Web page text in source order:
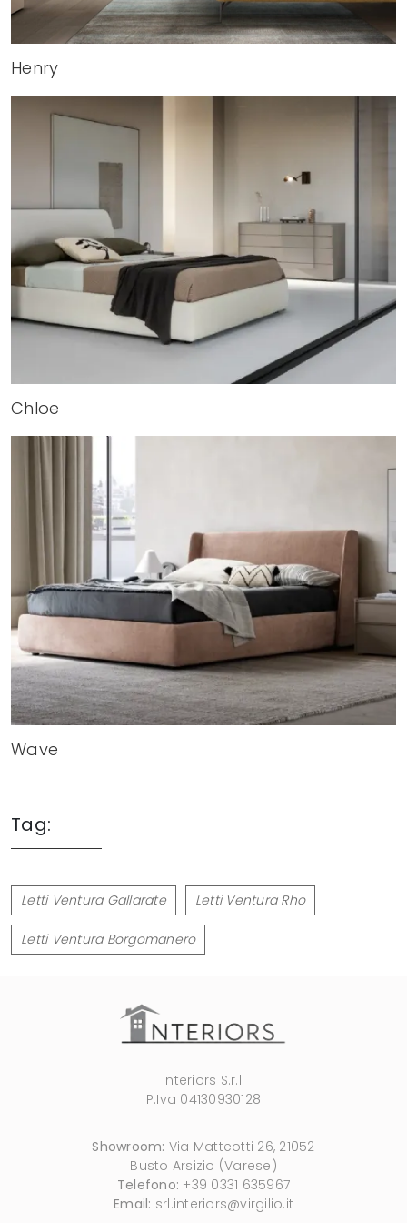
Henry
Chloe
Wave
Tag:
Letti Ventura Gallarate Letti Ventura Rho
Letti Ventura Borgomanero
Interiors S.r.l.
P.Iva 04130930128
Showroom: Via Matteotti 26, 21052
Busto Arsizio (Varese)
Telefono: +39 0331 635967
Email: srl.interiors@virgilio.it